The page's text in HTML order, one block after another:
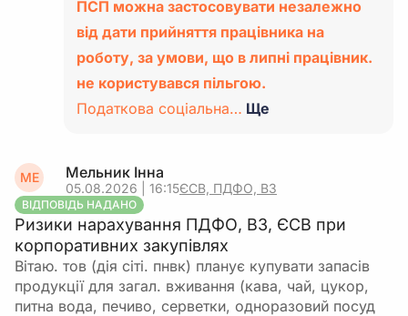
ПСП можна застосовувати незалежно
від дати прийняття працівника на
роботу, за умови, що в липні працівник.
не користувався пільгою.
Податкова соціальна… Ще
МЕ Мельник Інна
05.08.2026 | 16:15ЄСВ, ПДФО, ВЗ
ВІДПОВІДЬ НАДАНО
Ризики нарахування ПДФО, ВЗ, ЄСВ при
корпоративних закупівлях
Вітаю. тов (дія сіті. пнвк) планує купувати запасів
продукції для загал. вживання (кава, чай, цукор,
питна вода, печиво, серветки, одноразовий посуд